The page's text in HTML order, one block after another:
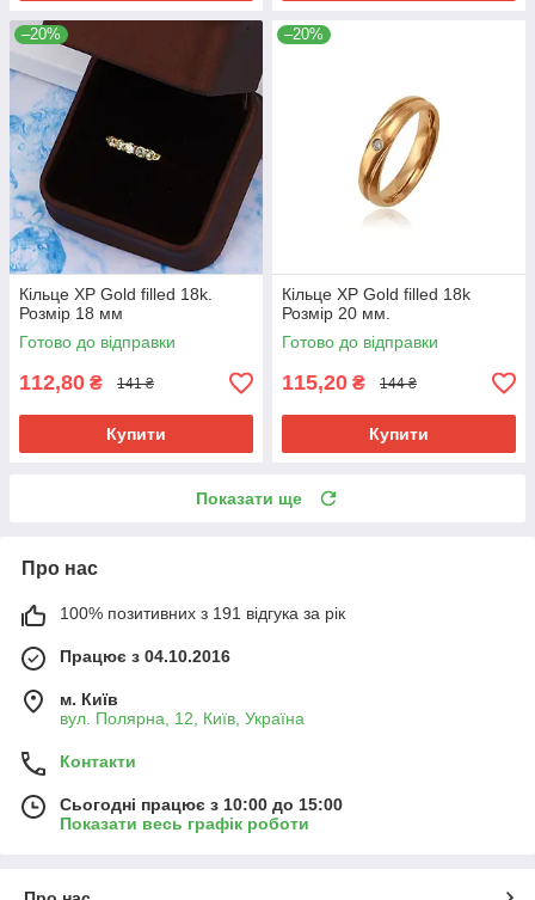
–20%
Кільце ХР Gold filled 18k.
Розмір 18 мм
Готово до відправки
112,80 ₴ 141 ₴
Купити
–20%
Кільце ХР Gold filled 18k
Розмір 20 мм.
Готово до відправки
115,20 ₴ 144 ₴
Купити
Показати ще
Про нас
100% позитивних з 191 відгука за рік
Працює з 04.10.2016
м. Київ
вул. Полярна, 12, Київ, Україна
Контакти
Сьогодні працює з 10:00 до 15:00
Показати весь графік роботи